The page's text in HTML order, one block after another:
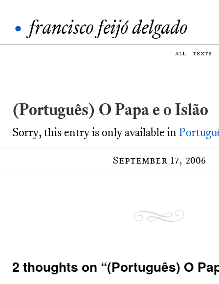
• francisco feijó delgado
all texts
(Português) O Papa e o Islão
Sorry, this entry is only available in
September 17, 2006
2 thoughts on “(Português) O